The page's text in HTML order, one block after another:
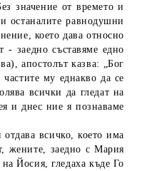
значение от времето и
останалите равнодушни
което дава относно
- заедно съставяме едно
апостолът казва: „Бог
му еднакво да се
всички да гледат на
и днес ние я познаваме
всичко, което има
жените, заедно с Мария
Йосия, гледаха къде Го